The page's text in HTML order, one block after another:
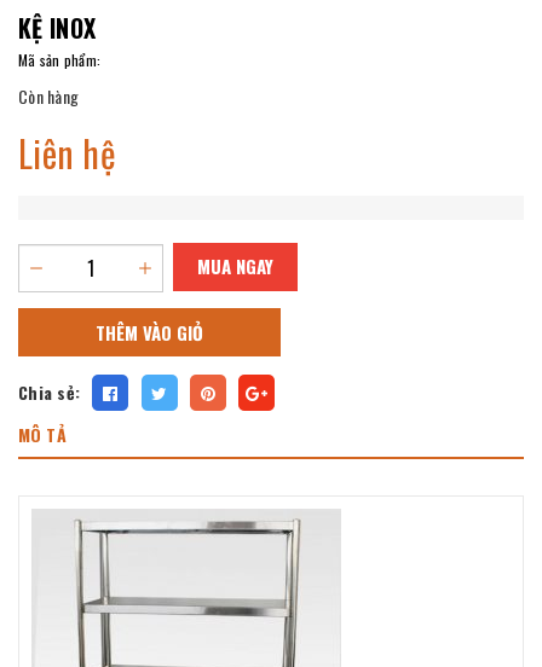
KỆ INOX
Mã sản phẩm:
Còn hàng
Liên hệ
MUA NGAY
THÊM VÀO GIỎ
Chia sẻ:
MÔ TẢ